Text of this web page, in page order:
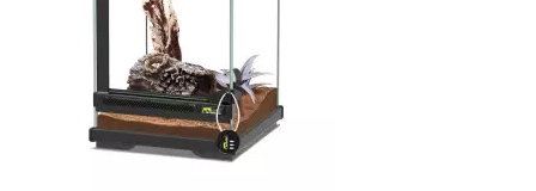
Condicionadores & Suplementos
Terrários para Répteis
Tartarugueiras
Terrários em Vidro
Kits Completos